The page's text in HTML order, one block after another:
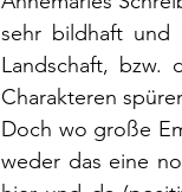
sehr bildhaft und
Landschaft, bzw.
Charakteren
Doch wo große
weder das eine